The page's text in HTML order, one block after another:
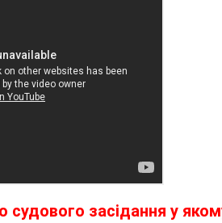
судового засідання у